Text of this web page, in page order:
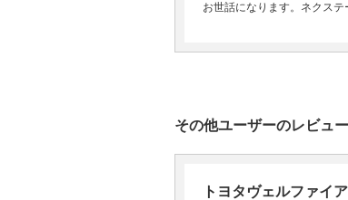
お世話になります。ネクス
その他ユーザーのレビュー
トヨタヴェルファイア